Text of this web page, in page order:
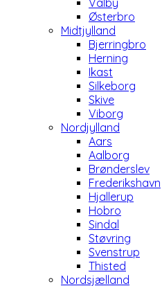
Valby
Østerbro
Midtjylland
Bjerringbro
Herning
Ikast
Silkeborg
Skive
Viborg
Nordjylland
Aars
Aalborg
Brønderslev
Frederikshavn
Hjallerup
Hobro
Sindal
Støvring
Svenstrup
Thisted
Nordsjælland